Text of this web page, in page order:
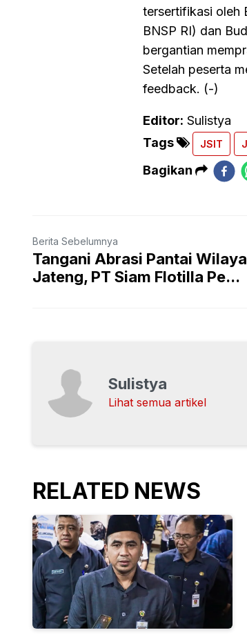
tersertifikasi oleh
BNSP RI) dan
bergantian
Setelah peserta
feedback. (-)
Editor: Sulistya
Tags
JSIT
Bagikan
Berita Sebelumnya
Tangani Abrasi Pantai
Jateng, PT Siam Flotilla Pe...
Sulistya
Lihat semua artikel
RELATED NEWS